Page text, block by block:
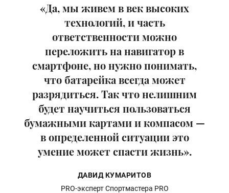
«Да, мы живем в век высоких
технологий, и часть
ответственности можно
переложить на навигатор в
смартфоне, но нужно понимать,
что батарейка всегда может
разрядиться. Так что нелишним
будет научиться пользоваться
бумажными картами и компасом —
в определенной ситуации это
умение может спасти жизнь».
ДАВИД КУМАРИТОВ
PRO-эксперт Спортмастера PRO